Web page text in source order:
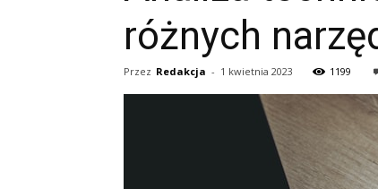
różnych
Przez Redakcja - 1 kwietnia 2023 1199